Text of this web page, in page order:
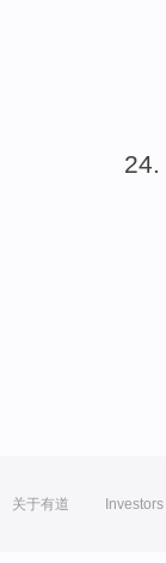
关于有道 Investors